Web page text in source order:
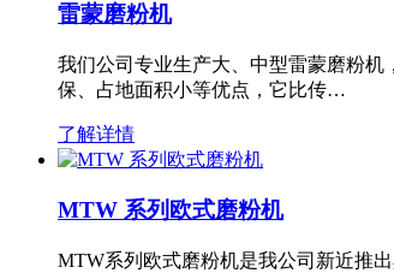
雷蒙磨粉机
我们公司专业生产大、中型雷蒙磨粉
保、占地面积小等优点，它比传…
了解详情
MTW 系列欧式磨粉机
MTW系列欧式磨粉机是我公司新近推